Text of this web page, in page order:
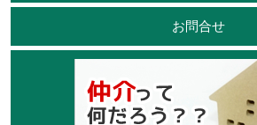
お問合せ